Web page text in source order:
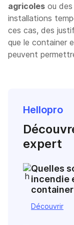
agricoles ou des
installations
ces cas, des
que le container
peuvent
Hellopro
expert
Quelles
incendie
container
Découvrir